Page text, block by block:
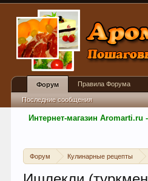
Интернет-магазин
Форум Кулинарные рецепты
Форум
Последние сообщения
Правила Форума